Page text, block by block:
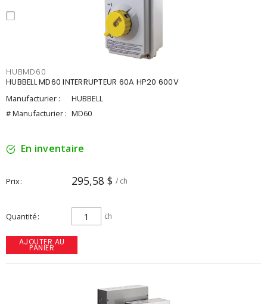
HUBMD60
HUBBELL MD60 INTERRUPTEUR 60A HP20 600V
Manufacturier :
HUBBELL
# Manufacturier : MD60
En inventaire
Prix 295,58 $ / ch
Quantité ch
AJOUTER AU
PANIER